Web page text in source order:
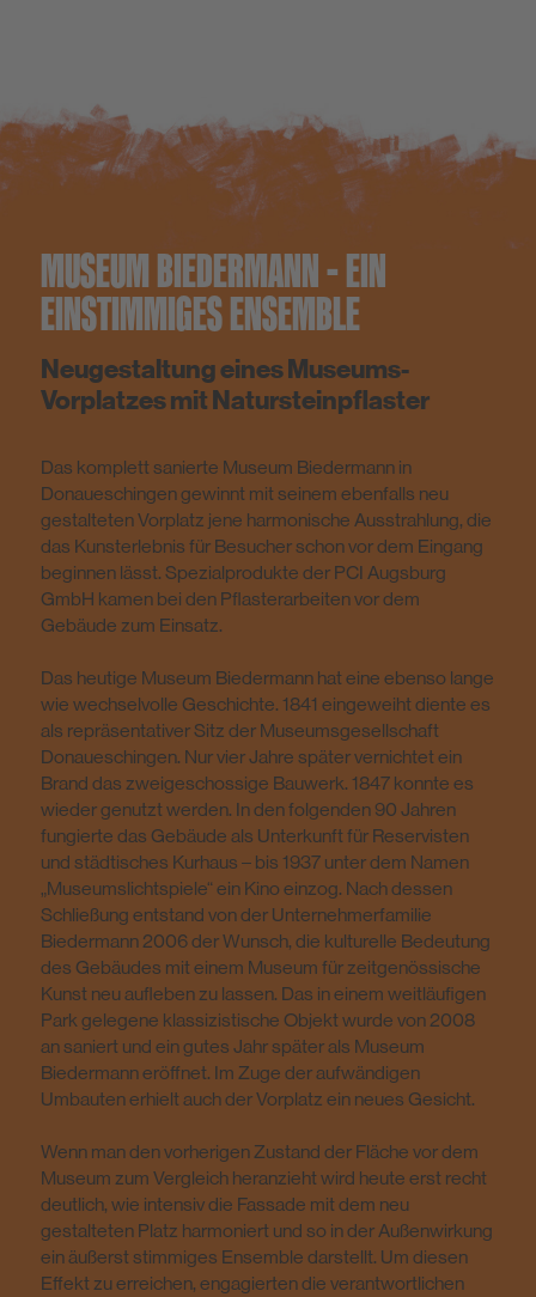
MUSEUM BIEDERMANN - EIN
EINSTIMMIGES ENSEMBLE
Neugestaltung eines Museums-
Vorplatzes mit Natursteinpflaster
Das komplett sanierte Museum Biedermann in
Donaueschingen gewinnt mit seinem ebenfalls neu
gestalteten Vorplatz jene harmonische Ausstrahlung, die
das Kunsterlebnis für Besucher schon vor dem Eingang
beginnen lässt. Spezialprodukte der PCI Augsburg
GmbH kamen bei den Pflasterarbeiten vor dem
Gebäude zum Einsatz.
Das heutige Museum Biedermann hat eine ebenso lange
wie wechselvolle Geschichte. 1841 eingeweiht diente es
als repräsentativer Sitz der Museumsgesellschaft
Donaueschingen. Nur vier Jahre später vernichtet ein
Brand das zweigeschossige Bauwerk. 1847 konnte es
wieder genutzt werden. In den folgenden 90 Jahren
fungierte das Gebäude als Unterkunft für Reservisten
und städtisches Kurhaus – bis 1937 unter dem Namen
„Museumslichtspiele“ ein Kino einzog. Nach dessen
Schließung entstand von der Unternehmerfamilie
Biedermann 2006 der Wunsch, die kulturelle Bedeutung
des Gebäudes mit einem Museum für zeitgenössische
Kunst neu aufleben zu lassen. Das in einem weitläufigen
Park gelegene klassizistische Objekt wurde von 2008
an saniert und ein gutes Jahr später als Museum
Biedermann eröffnet. Im Zuge der aufwändigen
Umbauten erhielt auch der Vorplatz ein neues Gesicht.
Wenn man den vorherigen Zustand der Fläche vor dem
Museum zum Vergleich heranzieht wird heute erst recht
deutlich, wie intensiv die Fassade mit dem neu
gestalteten Platz harmoniert und so in der Außenwirkung
ein äußerst stimmiges Ensemble darstellt. Um diesen
Effekt zu erreichen, engagierten die verantwortlichen